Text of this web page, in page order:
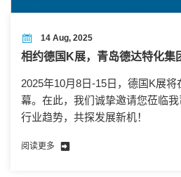
14 Aug, 2025
相约德国K展，青岛德达特化集
2025年10月8日-15日，德国K展
幕。在此，我们诚挚邀请您莅临
行业趋势，共探发展新机！
阅读更多